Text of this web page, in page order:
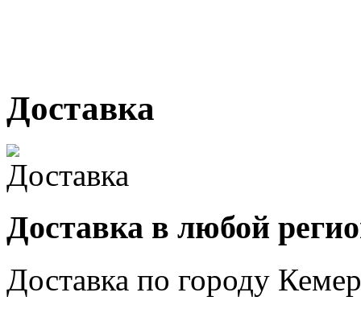
Доставка
Доставка в любой
Доставка по городу